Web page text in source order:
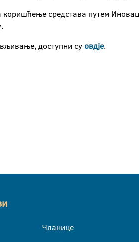
средстава путем
доступни су овдје.
Чланице